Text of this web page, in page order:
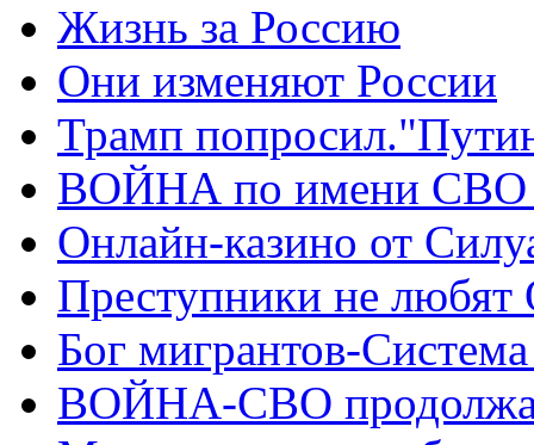
Жизнь за Россию
Они изменяют России
Трамп
ВОЙНА по имени СВО
Онлайн-казино от
Преступники не
Бог мигрантов-
ВОЙНА-СВО